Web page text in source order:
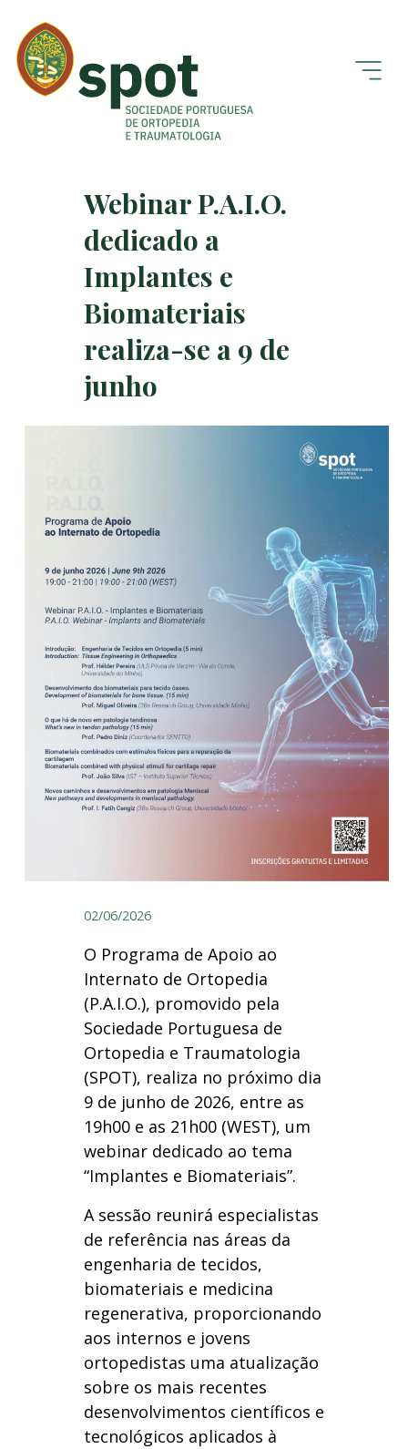
Webinar P.A.I.O.
dedicado a
Implantes e
Biomateriais
realiza-se a 9 de
junho
02/06/2026
O Programa de Apoio ao
Internato de Ortopedia
(P.A.I.O.), promovido pela
Sociedade Portuguesa de
Ortopedia e Traumatologia
(SPOT), realiza no próximo dia
9 de junho de 2026, entre as
19h00 e as 21h00 (WEST), um
webinar dedicado ao tema
“Implantes e Biomateriais”.
A sessão reunirá especialistas
de referência nas áreas da
engenharia de tecidos,
biomateriais e medicina
regenerativa, proporcionando
aos internos e jovens
ortopedistas uma atualização
sobre os mais recentes
desenvolvimentos científicos e
tecnológicos aplicados à